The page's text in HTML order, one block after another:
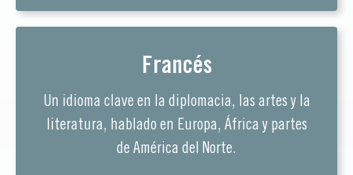
Francés
Un idioma clave en la diplomacia, las artes y la
literatura, hablado en Europa, África y partes
de América del Norte.